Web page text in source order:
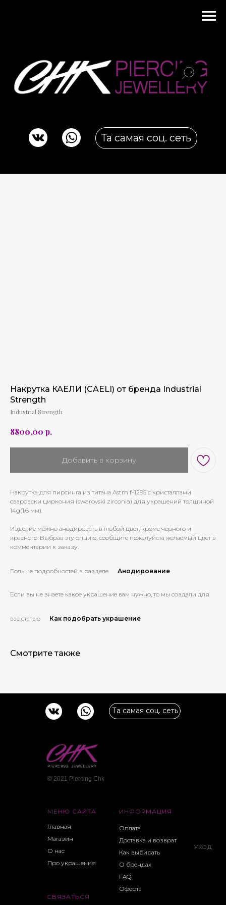
Накрутка КАЕЛИ (CAELI) от бренда Industrial
Strength
Industrial Strength
8800,00 р.
Добавить в корзину
Накрутка для пирсинга из титана Astm f-1295 с кристаллами
сваровски циркония (swarovski zirconia) для украшений толщиной
14g(1,6 мм).
Изделие можно анодировать в любой цвет, кроме черного и
красного. Выбрав эту опцию, сообщите пожалуйста желаемый цвет в
комментарии к заказу.
Больше подробностей в разделе Анодирование
Если вы не знаете какое украшение вам нужно, то мы создали для
вас статью Как подобрать украшение
Смотрите также
Та самая соц. сеть
© 2021 Piercing Сhk
СВЯЗАТЬСЯ
Уход
МЕНЮ САЙТА
Главная
Магазин
О нас
Про украшения
ИНФОРМАЦИЯ
Оплата
Доставка и возврат
Как выбирать
О брендах
FAQ
Оферта